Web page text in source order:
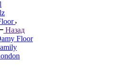
Назад
Floor